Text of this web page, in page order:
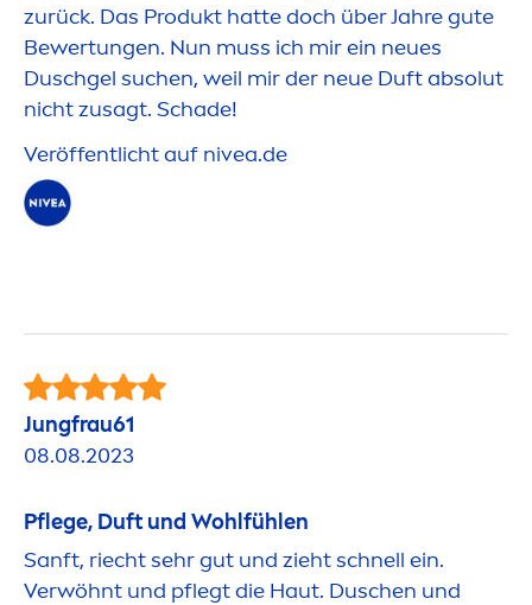
zurück. Das Produkt hatte doch über Jahre gute
Bewertungen. Nun muss ich mir ein neues
Duschgel suchen, weil mir der neue Duft absolut
nicht zusagt. Schade!
Veröffentlicht auf nivea.de
Jungfrau61
08.08.2023
Pflege, Duft und Wohlfühlen
Sanft, riecht sehr gut und zieht schnell ein.
Verwöhnt und pflegt die Haut. Duschen und